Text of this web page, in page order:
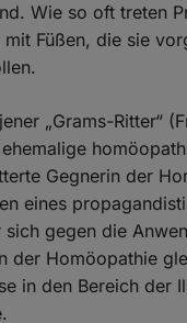
Wie so oft treten
mit Füßen, die sie
„Grams-Ritter“
Gegnerin der
eines
sich gegen die
der Homöopathie
in den Bereich der